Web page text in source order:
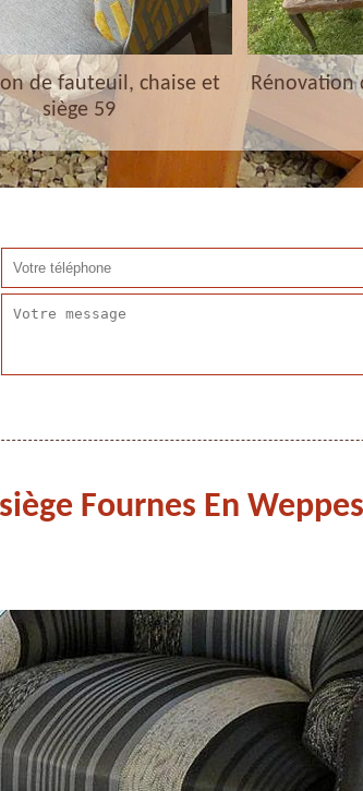
de fauteuil, chaise et
siège 59
Rénovation
Fournes En